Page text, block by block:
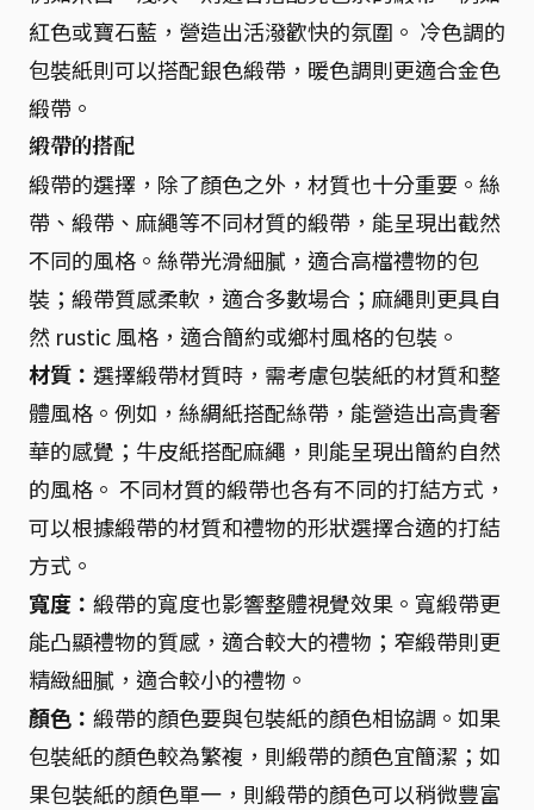
紅色或寶石藍，營造出活潑歡快的氛圍。 冷色調的
包裝紙則可以搭配銀色緞帶，暖色調則更適合金色
緞帶。
緞帶的搭配
緞帶的選擇，除了顏色之外，材質也十分重要。絲
帶、緞帶、麻繩等不同材質的緞帶，能呈現出截然
不同的風格。絲帶光滑細膩，適合高檔禮物的包
裝；緞帶質感柔軟，適合多數場合；麻繩則更具自
然 rustic 風格，適合簡約或鄉村風格的包裝。
材質： 選擇緞帶材質時，需考慮包裝紙的材質和整
體風格。例如，絲綢紙搭配絲帶，能營造出高貴奢
華的感覺；牛皮紙搭配麻繩，則能呈現出簡約自然
的風格。 不同材質的緞帶也各有不同的打結方式，
可以根據緞帶的材質和禮物的形狀選擇合適的打結
方式。
寬度： 緞帶的寬度也影響整體視覺效果。寬緞帶更
能凸顯禮物的質感，適合較大的禮物；窄緞帶則更
精緻細膩，適合較小的禮物。
顏色： 緞帶的顏色要與包裝紙的顏色相協調。如果
包裝紙的顏色較為繁複，則緞帶的顏色宜簡潔；如
果包裝紙的顏色單一，則緞帶的顏色可以稍微豐富